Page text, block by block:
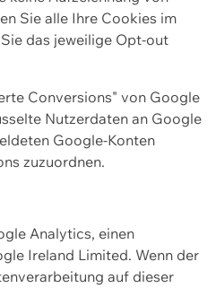
Sie alle Ihre Cookies im
das jeweilige Opt-out
Conversions" von Google
Nutzerdaten an Google
Google-Konten
zuzuordnen.
Analytics, einen
Ireland Limited. Wenn der
auf dieser